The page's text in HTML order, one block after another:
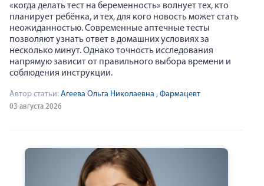
«когда делать тест на беременность» волнует тех, кто
планирует ребёнка, и тех, для кого новость может стать
неожиданностью. Современные аптечные тесты
позволяют узнать ответ в домашних условиях за
несколько минут. Однако точность исследования
напрямую зависит от правильного выбора времени и
соблюдения инструкции.
Автор статьи: Агеева Ольга Николаевна , Фармацевт
03 августа 2026